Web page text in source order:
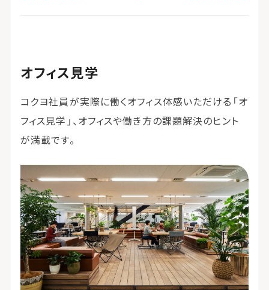
オフィス見学
コクヨ社員が実際に働くオフィス体感いただける「オ
フィス見学」、オフィスや働き方の課題解決のヒント
が満載です。